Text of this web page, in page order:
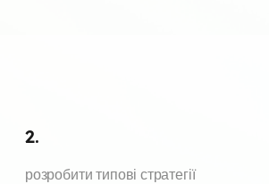
2.
розробити типові стратегії